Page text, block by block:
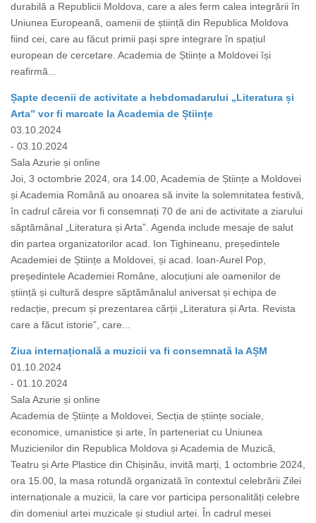
durabilă a Republicii Moldova, care a ales ferm calea integrării în
Uniunea Europeană, oamenii de știință din Republica Moldova
fiind cei, care au făcut primii pași spre integrare în spațiul
european de cercetare. Academia de Științe a Moldovei își
reafirmă...
Șapte decenii de activitate a hebdomadarului „Literatura și
Arta” vor fi marcate la Academia de Științe
03.10.2024
- 03.10.2024
Sala Azurie și online
Joi, 3 octombrie 2024, ora 14.00, Academia de Științe a Moldovei
și Academia Română au onoarea să invite la solemnitatea festivă,
în cadrul căreia vor fi consemnați 70 de ani de activitate a ziarului
săptămânal „Literatura și Arta”. Agenda include mesaje de salut
din partea organizatorilor acad. Ion Tighineanu, președintele
Academiei de Științe a Moldovei, și acad. Ioan-Aurel Pop,
președintele Academiei Române, alocuțiuni ale oamenilor de
știință și cultură despre săptămânalul aniversat și echipa de
redacție, precum și prezentarea cărții „Literatura și Arta. Revista
care a făcut istorie”, care...
Ziua internațională a muzicii va fi consemnată la AȘM
01.10.2024
- 01.10.2024
Sala Azurie și online
Academia de Științe a Moldovei, Secția de științe sociale,
economice, umanistice și arte, în parteneriat cu Uniunea
Muzicienilor din Republica Moldova și Academia de Muzică,
Teatru și Arte Plastice din Chișinău, invită marți, 1 octombrie 2024,
ora 15.00, la masa rotundă organizată în contextul celebrării Zilei
internaționale a muzicii, la care vor participa personalități celebre
din domeniul artei muzicale și studiul artei. În cadrul mesei